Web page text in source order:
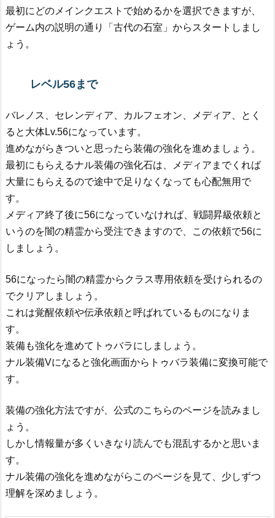
最初にどのメインクエストで始めるかを選択できますが、
ゲーム内の説明の通り「古代の石室」からスタートしまし
ょう。
レベル56まで
バレノス、セレンディア、カルフェオン、メディア、とく
ると大体Lv.56になっています。
進めながらきついと思ったら装備の強化を進めましょう。
最初にもらえるナル装備の強化石は、メディアまでくれば
大量にもらえるので途中で足りなくなっても心配無用で
す。
メディア終了後に56になっていなければ、戦闘昇級依頼と
いうのを闇の精霊から受注できますので、この依頼で56に
しましょう。
56になったら闇の精霊からクラス専用依頼を受けられるの
でクリアしましょう。
これは覚醒依頼や伝承依頼と呼ばれているものになりま
す。
装備も強化を進めてトゥバラにしましょう。
ナル装備Vになると強化画面からトゥバラ装備に変換可能で
す。
装備の強化方法ですが、公式のこちらのページを読みまし
ょう。
しかし情報量が多くいきなり読んでも混乱するかと思いま
す。
ナル装備の強化を進めながらこのページを見て、少しずつ
理解を深めましょう。